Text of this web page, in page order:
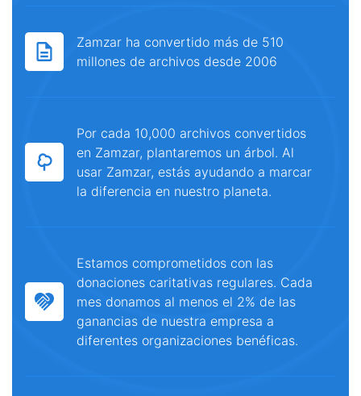
Zamzar ha convertido más de 510
millones de archivos desde 2006
Por cada 10,000 archivos convertidos
en Zamzar, plantaremos un árbol. Al
usar Zamzar, estás ayudando a marcar
la diferencia en nuestro planeta.
Estamos comprometidos con las
donaciones caritativas regulares. Cada
mes donamos al menos el 2% de las
ganancias de nuestra empresa a
diferentes organizaciones benéficas.